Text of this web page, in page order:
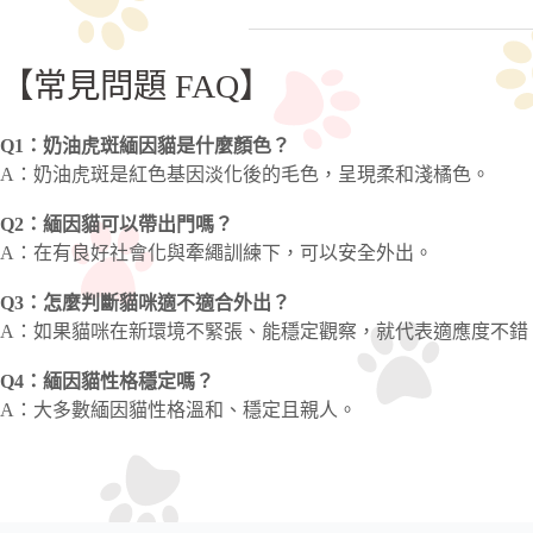
【常見問題 FAQ】
Q1：奶油虎斑緬因貓是什麼顏色？
A：奶油虎斑是紅色基因淡化後的毛色，呈現柔和淺橘色。
Q2：緬因貓可以帶出門嗎？
A：在有良好社會化與牽繩訓練下，可以安全外出。
Q3：怎麼判斷貓咪適不適合外出？
A：如果貓咪在新環境不緊張、能穩定觀察，就代表適應度不錯
Q4：緬因貓性格穩定嗎？
A：大多數緬因貓性格溫和、穩定且親人。